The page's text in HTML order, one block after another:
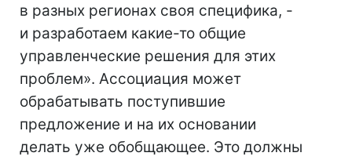
в разных регионах своя специфика, -
и разработаем какие-то общие
управленческие решения для этих
проблем». Ассоциация может
обрабатывать поступившие
предложение и на их основании
делать уже обобщающее. Это должны